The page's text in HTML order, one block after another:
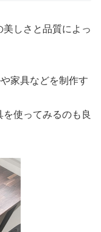
しさと品質によっ
家具などを制作す
使ってみるのも良